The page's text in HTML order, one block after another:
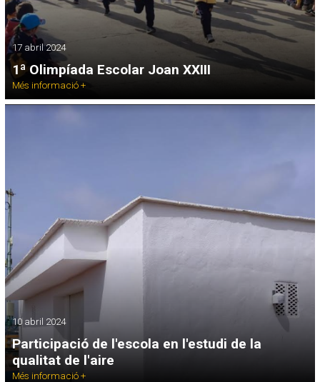
17 abril 2024
1ª Olimpíada Escolar Joan XXIII
Més informació +
10 abril 2024
Participació de l'escola en l'estudi de la
qualitat de l'aire
Més informació +